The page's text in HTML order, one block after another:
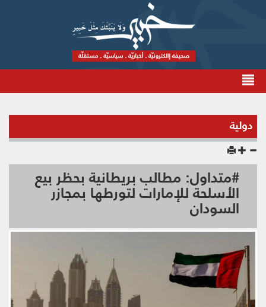
دولية
#متداول: مطالب بريطانية بحظر بيع
الأسلحة للإمارات لتورطها بمجازر
السودان